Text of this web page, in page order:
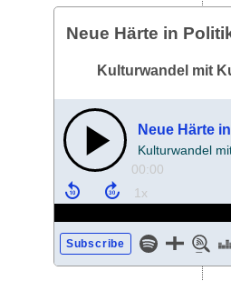
Neue Härte in
Kulturwandel mit
Kulturwandel
00:00
Subscribe